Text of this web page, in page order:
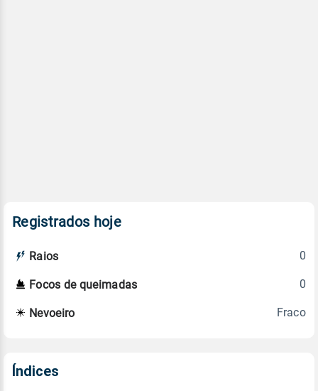
Registrados hoje
Raios 0
Focos de queimadas 0
Nevoeiro Fraco
Índices